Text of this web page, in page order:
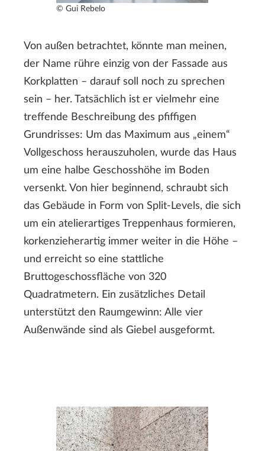
© Gui Rebelo
Von außen betrachtet, könnte man meinen,
der Name rühre einzig von der Fassade aus
Korkplatten – darauf soll noch zu sprechen
sein – her. Tatsächlich ist er vielmehr eine
treffende Beschreibung des pfiffigen
Grundrisses: Um das Maximum aus „einem“
Vollgeschoss herauszuholen, wurde das Haus
um eine halbe Geschosshöhe im Boden
versenkt. Von hier beginnend, schraubt sich
das Gebäude in Form von Split-Levels, die sich
um ein atelierartiges Treppenhaus formieren,
korkenzieherartig immer weiter in die Höhe –
und erreicht so eine stattliche
Bruttogeschossfläche von 320
Quadratmetern. Ein zusätzliches Detail
unterstützt den Raumgewinn: Alle vier
Außenwände sind als Giebel ausgeformt.